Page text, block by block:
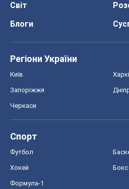
Світ
Блоги
Регіони України
Київ
Запоріжжя
Черкаси
Спорт
Футбол
Хокей Бокс
Формула-1